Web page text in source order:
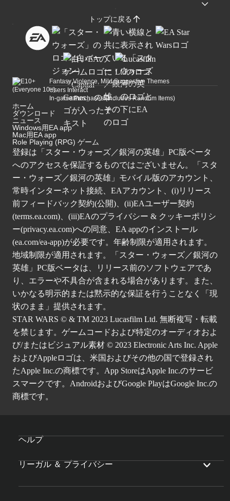
トップに戻る
Fantasy Violence, Mild Suggestive Themes
Users Interact
In-game Purchases (Includes Random Items)
ホーム
ダウンロード
ニュース
Windows用EA app
Mac用EA app
Role Playing (RPG) ゲーム
登録は「スター・ウォーズ／銀河の英雄」PC版ベータ
へのアクセスを保証するものではございません。「スタ
ー・ウォーズ／銀河の英雄」モバイル版のアカウント、
常時インターネット接続、EAアカウント、(i)リリース
前フィードバック契約(公開)、(ii)EAユーザー契約
(terms.ea.com)、(iii)EAのプライバシー & クッキーポリシ
ー(privacy.ea.com)への同意、EA appのインストール
(ea.com/ea-app)が必要です。年齢制限が適用されます。
地域制限が適用されます。「スター・ウォーズ／銀河の
英雄」PC版ベータは、リリース前のソフトウェアであ
り、エラーや不具合が含まれる場合があります。また、
いかなる明示的または黙示的な保証を行うことなく「現
状のまま」提供されます。
STAR WARS © & TM 2023 Lucasfilm Ltd. 無断複写・転載
を禁じます。ゲームコードおよび特定のオーディオおよ
び/またはビジュアル素材 © 2023 Electronic Arts Inc. Apple
およびAppleロゴは、米国およびその他の国で登録され
たApple Inc.の商標です。App StoreはApple Inc.のサービ
スマークです。AndroidおよびGoogle PlayはGoogle Inc.の
商標です。
ヘルプ
リーガル ＆ プライバシー